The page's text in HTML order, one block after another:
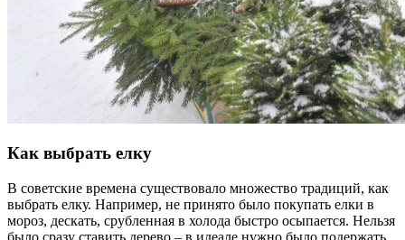
Как выбрать елку
В советские времена существовало множество традиций, как
выбрать елку. Например, не принято было покупать елки в
мороз, дескать, срубленная в холода быстро осыпается. Нельзя